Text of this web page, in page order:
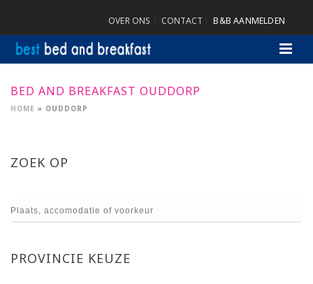
OVER ONS CONTACT B&B AANMELDEN
BED AND BREAKFAST OUDDORP
HOME » OUDDORP
ZOEK OP
PROVINCIE KEUZE